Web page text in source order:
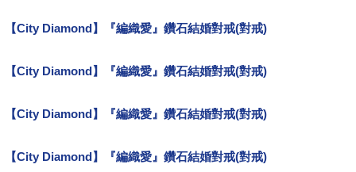
【City Diamond】『編織愛』鑽石結婚對戒(對戒)
【City Diamond】『編織愛』鑽石結婚對戒(對戒)
【City Diamond】『編織愛』鑽石結婚對戒(對戒)
【City Diamond】『編織愛』鑽石結婚對戒(對戒)